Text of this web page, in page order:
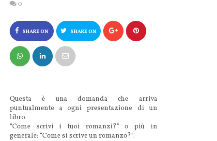
0
SHARE ON
FACEBOOK
SHARE ON
TWITTER
Questa è una domanda che arriva
puntualmente a ogni presentazione di un
libro.
“Come scrivi i tuoi romanzi?” o più in
generale: “Come si scrive un romanzo?”.